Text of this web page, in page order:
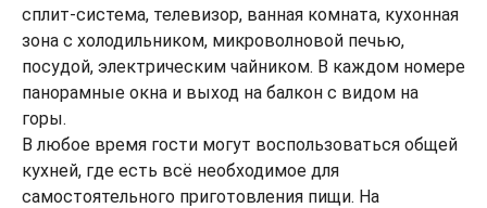
сплит-система, телевизор, ванная комната, кухонная
зона с холодильником, микроволновой печью,
посудой, электрическим чайником. В каждом номере
панорамные окна и выход на балкон с видом на
горы.
В любое время гости могут воспользоваться общей
кухней, где есть всё необходимое для
самостоятельного приготовления пищи. На